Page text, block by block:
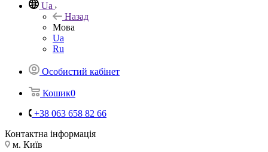
Ua
Назад
Мова
Ua
Ru
Особистий кабінет
Кошик0
+38 063 658 82 66
Контактна інформація
м. Київ